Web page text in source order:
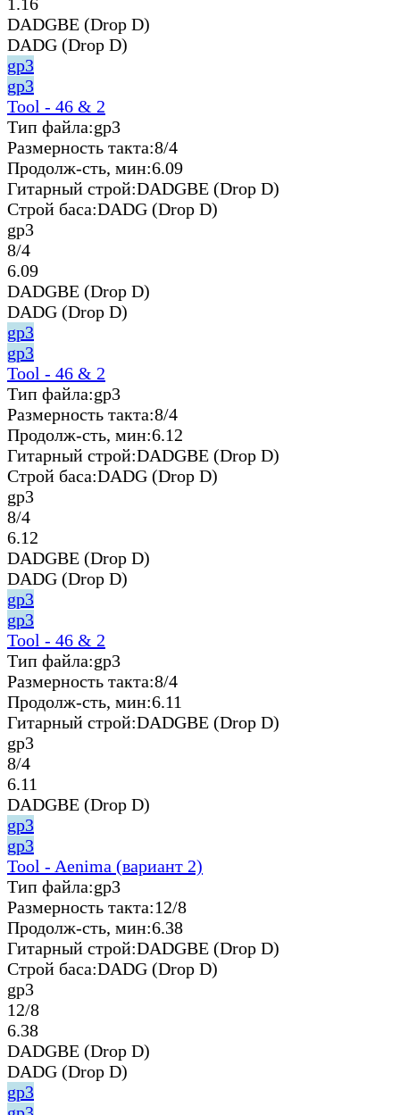
DADGBE (Drop D)
DADG (Drop D)
gp3
gp3
Tool - 46 & 2
Тип файла:gp3
Размерность такта:8/4
Продолж-сть, мин:6.09
Гитарный строй:DADGBE (Drop D)
Строй баса:DADG (Drop D)
gp3
8/4
6.09
DADGBE (Drop D)
DADG (Drop D)
gp3
gp3
Tool - 46 & 2
Тип файла:gp3
Размерность такта:8/4
Продолж-сть, мин:6.12
Гитарный строй:DADGBE (Drop D)
Строй баса:DADG (Drop D)
gp3
8/4
6.12
DADGBE (Drop D)
DADG (Drop D)
gp3
gp3
Tool - 46 & 2
Тип файла:gp3
Размерность такта:8/4
Продолж-сть, мин:6.11
Гитарный строй:DADGBE (Drop D)
gp3
8/4
6.11
DADGBE (Drop D)
gp3
gp3
Tool - Aenima (вариант 2)
Тип файла:gp3
Размерность такта:12/8
Продолж-сть, мин:6.38
Гитарный строй:DADGBE (Drop D)
Строй баса:DADG (Drop D)
gp3
12/8
6.38
DADGBE (Drop D)
DADG (Drop D)
gp3